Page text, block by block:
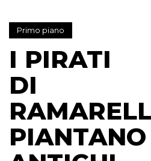
Primo piano
I PIRATI
DI
PIANTANO